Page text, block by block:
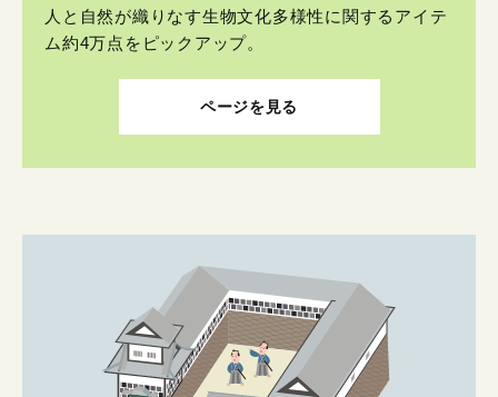
人と自然が織りなす生物文化多様性に関するアイテ
ム約4万点をピックアップ。
ページを見る